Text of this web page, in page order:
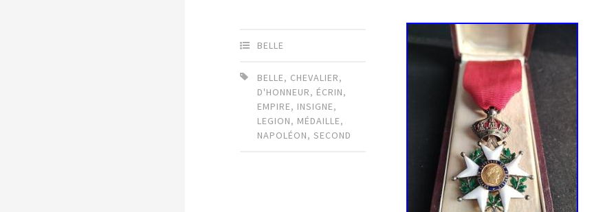
BELLE
BELLE, CHEVALIER,
D'HONNEUR, ÉCRIN,
EMPIRE, INSIGNE,
LEGION, MÉDAILLE,
NAPOLÉON,SECOND